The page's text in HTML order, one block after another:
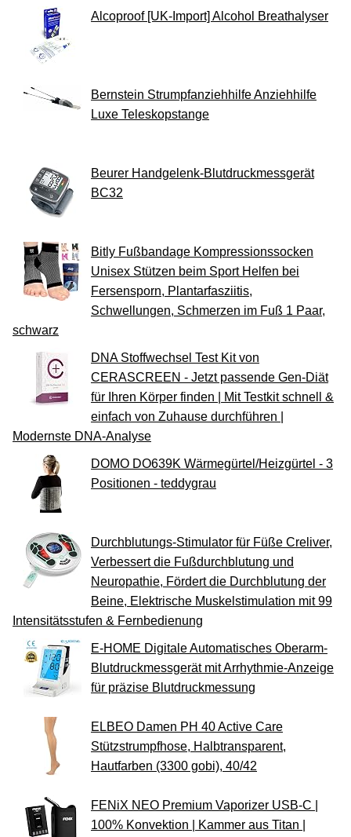
Alcoproof [UK-Import] Alcohol Breathalyser
Bernstein Strumpfanziehhilfe Anziehhilfe
Luxe Teleskopstange
Beurer Handgelenk-Blutdruckmessgerät
BC32
Bitly Fußbandage Kompressionssocken
Unisex Stützen beim Sport Helfen bei
Fersensporn, Plantarfasziitis,
Schwellungen, Schmerzen im Fuß 1 Paar,
schwarz
DNA Stoffwechsel Test Kit von
CERASCREEN - Jetzt passende Gen-Diät
für Ihren Körper finden | Mit Testkit schnell &
einfach von Zuhause durchführen |
Modernste DNA-Analyse
DOMO DO639K Wärmegürtel/Heizgürtel - 3
Positionen - teddygrau
Durchblutungs-Stimulator für Füße Creliver,
Verbessert die Fußdurchblutung und
Neuropathie, Fördert die Durchblutung der
Beine, Elektrische Muskelstimulation mit 99
Intensitätsstufen & Fernbedienung
E-HOME Digitale Automatisches Oberarm-
Blutdruckmessgerät mit Arrhythmie-Anzeige
für präzise Blutdruckmessung
ELBEO Damen PH 40 Active Care
Stützstrumpfhose, Halbtransparent,
Hautfarben (3300 gobi), 40/42
FENiX NEO Premium Vaporizer USB-C |
100% Konvektion | Kammer aus Titan |